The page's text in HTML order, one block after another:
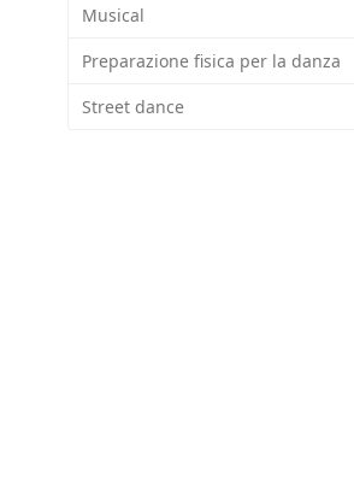
Musical
Preparazione fisica per la danza
Street dance